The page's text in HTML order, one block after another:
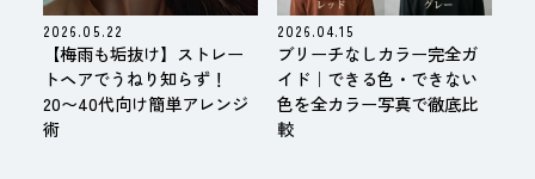
2026.05.22
【梅雨も垢抜け】ストレー
トヘアでうねり知らず！
20〜40代向け簡単アレンジ
術
2026.04.15
ブリーチなしカラー完全ガ
イド｜できる色・できない
色を全カラー写真で徹底比
較